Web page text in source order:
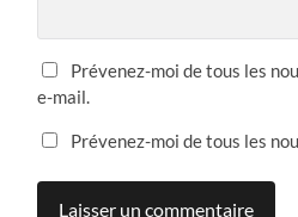
Prévenez-moi de tous les
e-mail.
Prévenez-moi de tous les